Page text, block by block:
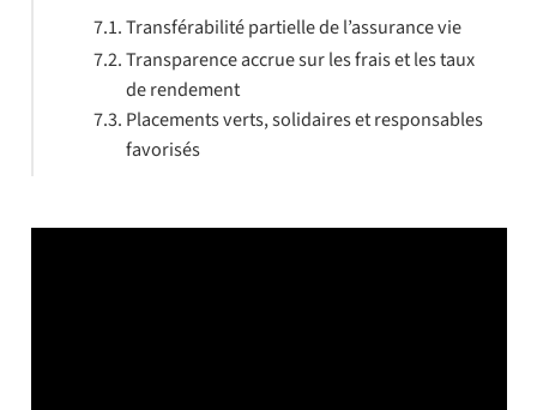
Transférabilité partielle de l’assurance vie
Transparence accrue sur les frais et les taux
de rendement
Placements verts, solidaires et responsables
favorisés